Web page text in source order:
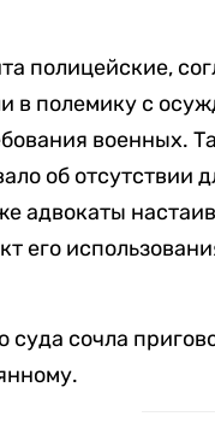
полицейские,
в полемику с
военных.
об отсутствии
адвокаты
его
сочла